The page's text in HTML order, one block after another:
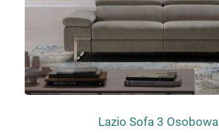
Lazio Sofa 3 Osobowa